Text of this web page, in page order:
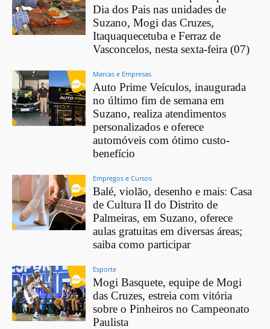
Dia dos Pais nas unidades de
Suzano, Mogi das Cruzes,
Itaquaquecetuba e Ferraz de
Vasconcelos, nesta sexta-feira (07)
Marcas e Empresas
Auto Prime Veículos, inaugurada
no último fim de semana em
Suzano, realiza atendimentos
personalizados e oferece
automóveis com ótimo custo-
benefício
Empregos e Cursos
Balé, violão, desenho e mais: Casa
de Cultura II do Distrito de
Palmeiras, em Suzano, oferece
aulas gratuitas em diversas áreas;
saiba como participar
Esporte
Mogi Basquete, equipe de Mogi
das Cruzes, estreia com vitória
sobre o Pinheiros no Campeonato
Paulista